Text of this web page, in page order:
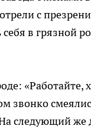
с
в грязной
«Работайте,
звонко
следующий же